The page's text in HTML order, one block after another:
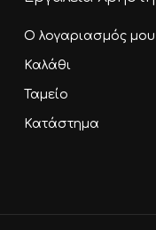
Υποσύνολο:
Ο λογαριασμός μου
Καλάθι
Ταμείο
Κατάστημα